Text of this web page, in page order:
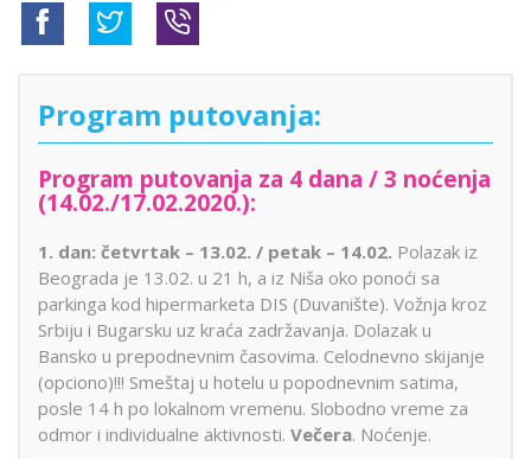
Program putovanja:
Program putovanja za 4 dana / 3 noćenja
(14.02./17.02.2020.):
1. dan: četvrtak – 13.02. / petak – 14.02. Polazak iz
Beograda je 13.02. u 21 h, a iz Niša oko ponoći sa
parkinga kod hipermarketa DIS (Duvanište). Vožnja kroz
Srbiju i Bugarsku uz kraća zadržavanja. Dolazak u
Bansko u prepodnevnim časovima. Celodnevno skijanje
(opciono)!!! Smeštaj u hotelu u popodnevnim satima,
posle 14 h po lokalnom vremenu. Slobodno vreme za
odmor i individualne aktivnosti. Večera. Noćenje.